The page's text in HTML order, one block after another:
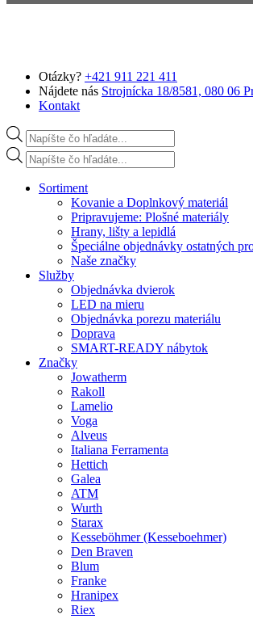
Otázky? +421 911 221 411
Nájdete nás Strojnícka 18/8581, 080 06
Kontakt
Products search
Products search
Sortiment
Kovanie a Doplnkový materiál
Pripravujeme: Plošné materiály
Hrany, lišty a lepidlá
Špeciálne objednávky ostatných
Naše značky
Služby
Objednávka dvierok
LED na mieru
Objednávka porezu materiálu
Doprava
SMART-READY nábytok
Značky
Jowatherm
Rakoll
Lamelio
Voga
Alveus
Italiana Ferramenta
Hettich
Galea
ATM
Wurth
Starax
Kesseböhmer (Kesseboehmer)
Den Braven
Blum
Franke
Hranipex
Riex